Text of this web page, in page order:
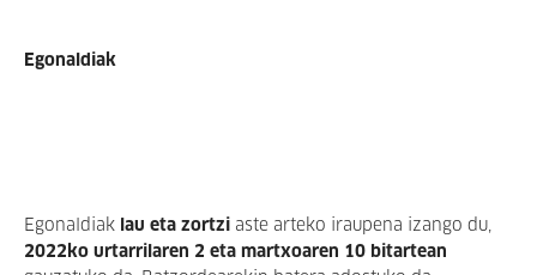
Egonaldiak
Egonaldiak lau eta zortzi
aste arteko iraupena izango du,
2022ko urtarrilaren 2 eta martxoaren 10 bitartean